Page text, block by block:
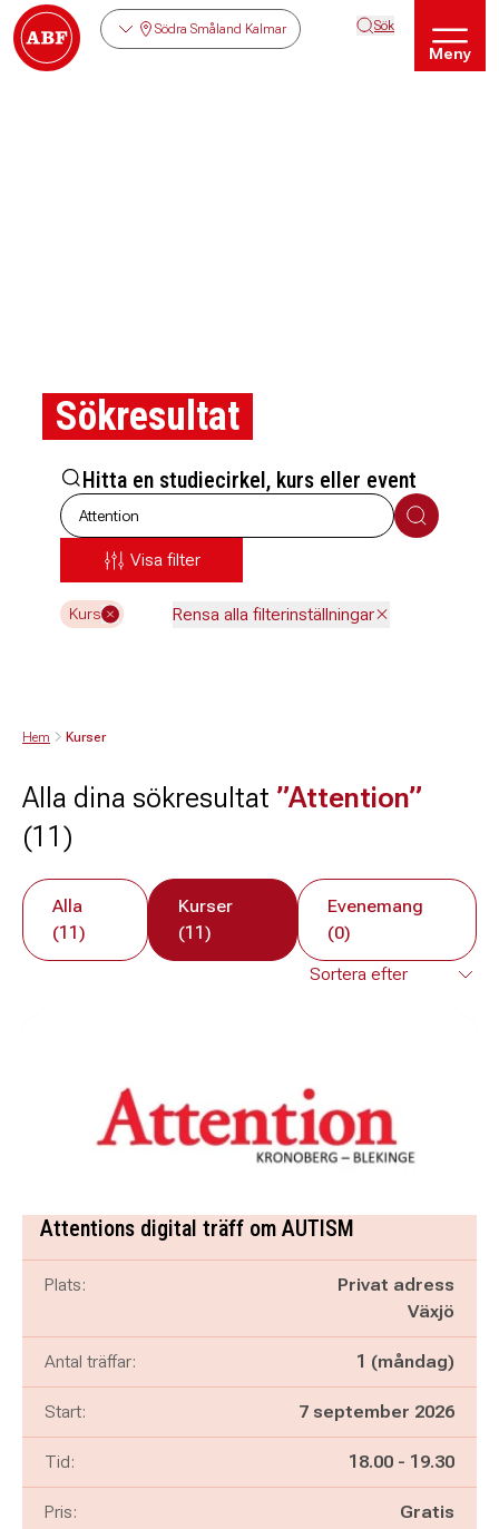
Södra Småland Kalmar Sök
Meny
Sökresultat
Hitta en studiecirkel, kurs eller event
Sök
Visa filter
Kurs Rensa alla filterinställningar
Hem Kurser
Alla dina sökresultat ”Attention”
(11)
Alla
(11)
Kurser
(11)
Evenemang
(0)
Attentions digital träff om AUTISM
Plats:
Privat adress
Växjö
Antal träffar: 1 (måndag)
Start: 7 september 2026
Tid: Pågår mellan
18.00 - och
19.30
Pris: Gratis